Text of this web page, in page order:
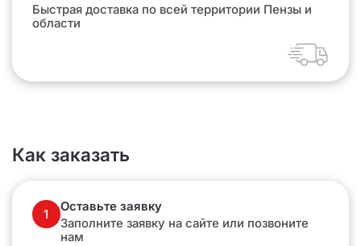
Быстрая доставка по всей территории Пензы и
области
Как заказать
1
Оставьте заявку
Заполните заявку на сайте или позвоните
нам